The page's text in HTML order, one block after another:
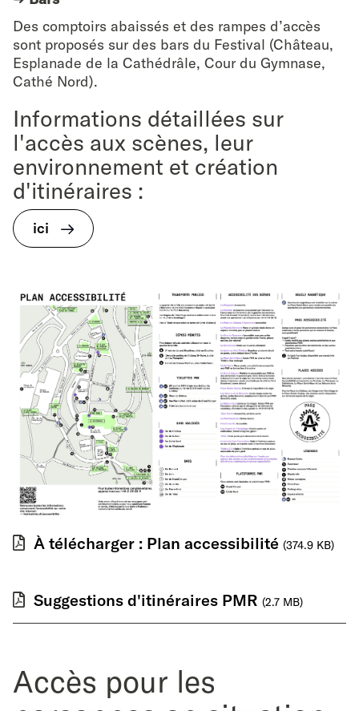
Des comptoirs abaissés et des rampes d’accès
sont proposés sur des bars du Festival (Château,
Esplanade de la Cathédrâle, Cour du Gymnase,
Cathé Nord).
Informations détaillées sur
l'accès aux scènes, leur
environnement et création
d'itinéraires :
ici
À télécharger : Plan accessibilité (374.9 KB)
Suggestions d'itinéraires PMR (2.7 MB)
Accès pour les